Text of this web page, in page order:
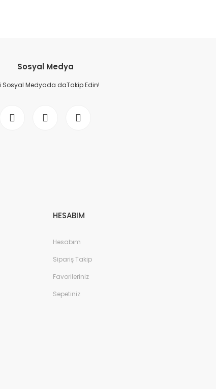
Sosyal Medya
Sosyal Medyada daTakip Edin!
HESABIM
Hesabım
Sipariş Takip
Favorileriniz
Sepetiniz